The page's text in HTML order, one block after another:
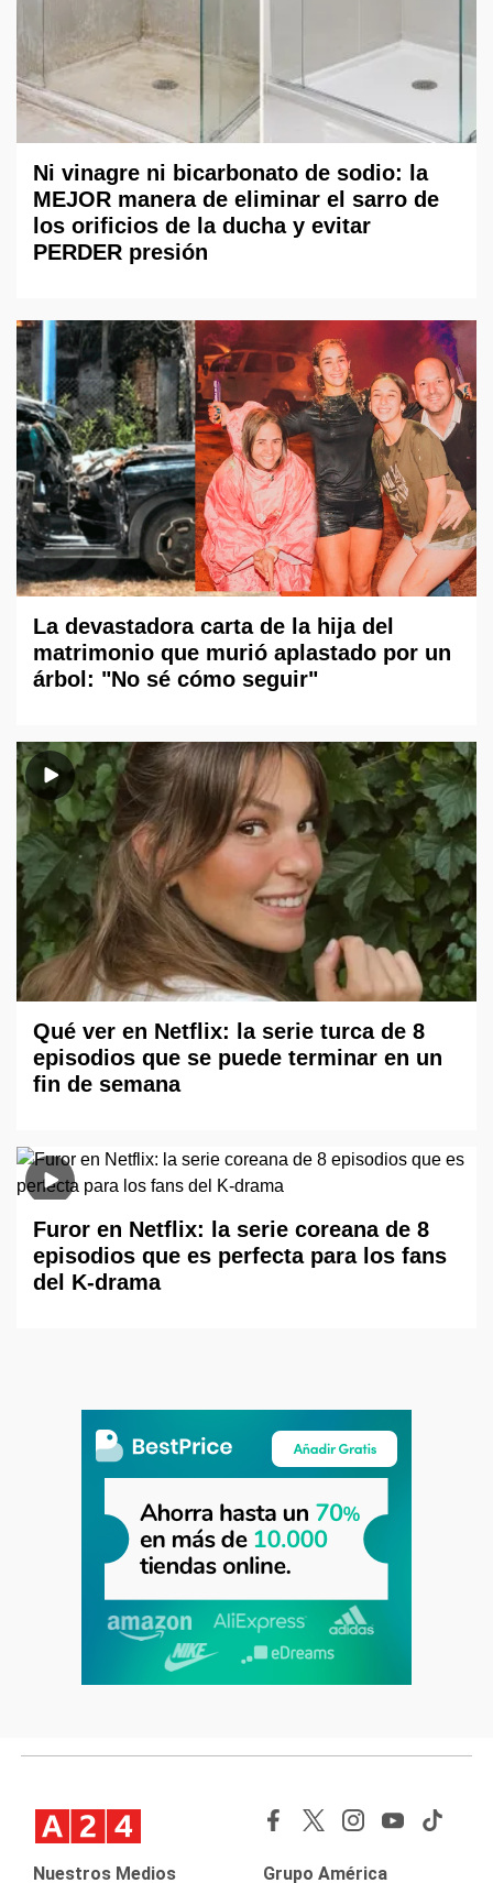
Ni vinagre ni bicarbonato de sodio: la
MEJOR manera de eliminar el sarro de
los orificios de la ducha y evitar
PERDER presión
La devastadora carta de la hija del
matrimonio que murió aplastado por un
árbol: "No sé cómo seguir"
Qué ver en Netflix: la serie turca de 8
episodios que se puede terminar en un
fin de semana
Furor en Netflix: la serie coreana de 8
episodios que es perfecta para los fans
del K-drama
Nuestros Medios Grupo América